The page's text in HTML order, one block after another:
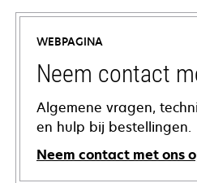
WEBPAGINA
Neem contact
Algemene vragen,
en hulp bij bestellingen.
Neem contact met ons